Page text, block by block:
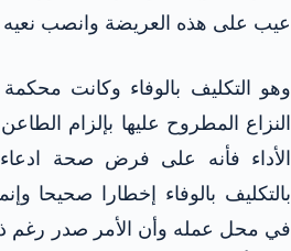
عيب على هذه العريضة وانصب نعيه
وهو التكليف بالوفاء وكانت
النزاع المطروح عليها بإلزام
الأداء فأنه على فرض صحة
بالتكليف بالوفاء إخطارا صحيحا
في محل عمله وأن الأمر صدر رغم